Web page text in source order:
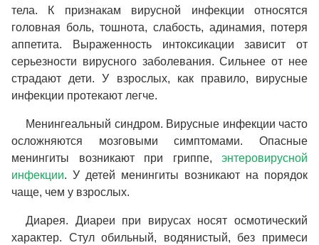
тела. К признакам вирусной инфекции относятся
головная боль, тошнота, слабость, адинамия, потеря
аппетита. Выраженность интоксикации зависит от
серьезности вирусного заболевания. Сильнее от нее
страдают дети. У взрослых, как правило, вирусные
инфекции протекают легче.
Менингеальный синдром. Вирусные инфекции часто
осложняются мозговыми симптомами. Опасные
менингиты возникают при гриппе, энтеровирусной
инфекции. У детей менингиты возникают на порядок
чаще, чем у взрослых.
Диарея. Диареи при вирусах носят осмотический
характер. Стул обильный, водянистый, без примеси